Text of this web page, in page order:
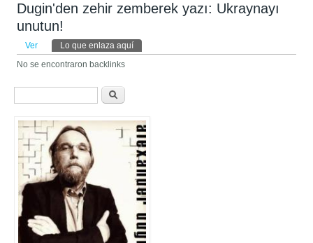
Dugin'den zehir zemberek yazı: Ukraynayı
unutun!
Solapas principales
Ver Lo que enlaza aquí
No se encontraron backlinks
Formulario de búsqueda